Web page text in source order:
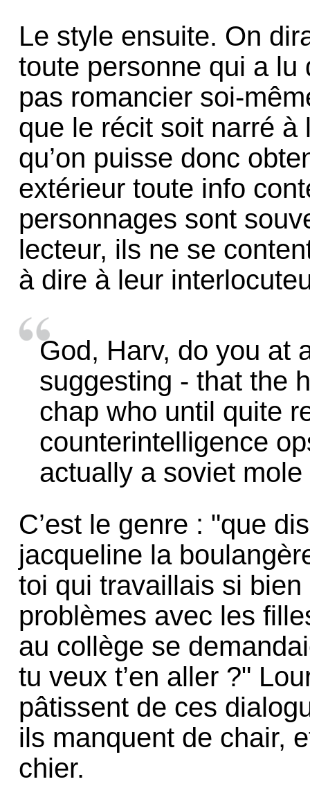
Le style ensuite. On
toute personne qui a lu
pas romancier soi-
que le récit soit narré
qu’on puisse donc
extérieur toute info
personnages sont
lecteur, ils ne se
à dire à leur
God, Harv, do you at
suggesting - that the
chap who until quite
counterintelligence
actually a soviet mole
C’est le genre : "que
jacqueline la
toi qui travaillais si bien
problèmes avec les
au collège se
tu veux t’en aller ?"
pâtissent de ces
ils manquent de chair,
chier.